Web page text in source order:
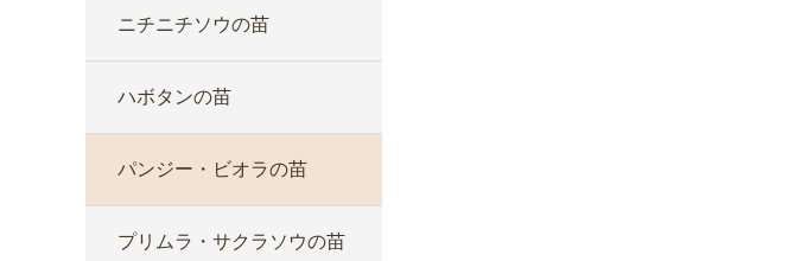
ニチニチソウの苗
ハボタンの苗
パンジー・ビオラの苗
プリムラ・サクラソウの苗